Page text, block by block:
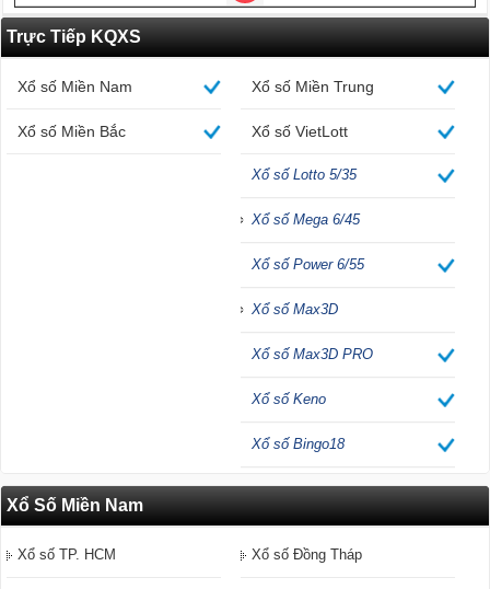
Trực Tiếp KQXS
Xổ số Miền Nam Xổ số Miền Trung
Xổ số Miền Bắc Xổ số VietLott
Xổ số Lotto 5/35
Xổ số Mega 6/45
Xổ số Power 6/55
Xổ số Max3D
Xổ số Max3D PRO
Xổ số Keno
Xổ số Bingo18
Xổ Số Miền Nam
Xổ số TP. HCM Xổ số Đồng Tháp